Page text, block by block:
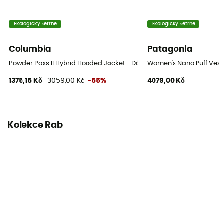
Ekologicky šetrné
Columbia
Powder Pass II Hybrid Hooded Jacket - Dámská péřova
1375,15 Kč 3059,00 Kč -55%
Ekologicky šetrné
Patagonia
Women's Nano Puff
4079,00 Kč
Kolekce Rab